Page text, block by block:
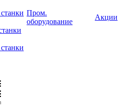
Пром.
оборудование
Акции